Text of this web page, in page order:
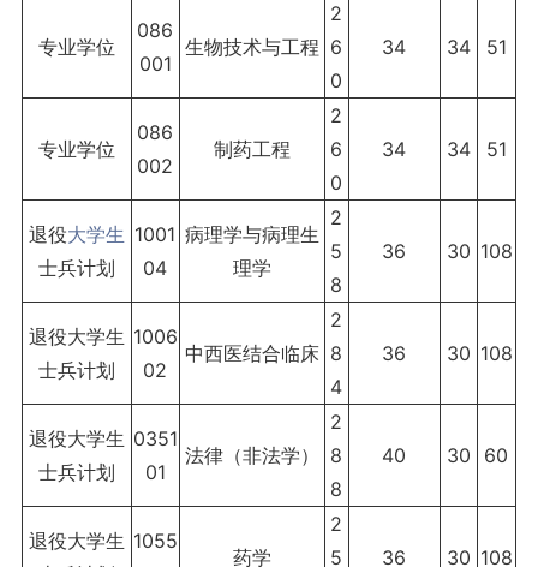
专业学位
086
001
生物技术与工程
2
6
0
34 34 51
专业学位
086
002
制药工程
2
6
0
34 34 51
退役大学生
士兵计划
1001
04
病理学与病理生
理学
2
5
8
36 30 108
退役大学生
士兵计划
1006
02
中西医结合临床
2
8
4
36 30 108
退役大学生
士兵计划
0351
01
法律（非法学）
2
8
8
40 30 60
退役大学生 1055
药学
2
5
36 30 108